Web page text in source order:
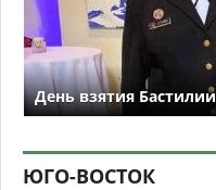
День взятия Бастилии
ЮГО-ВОСТОК